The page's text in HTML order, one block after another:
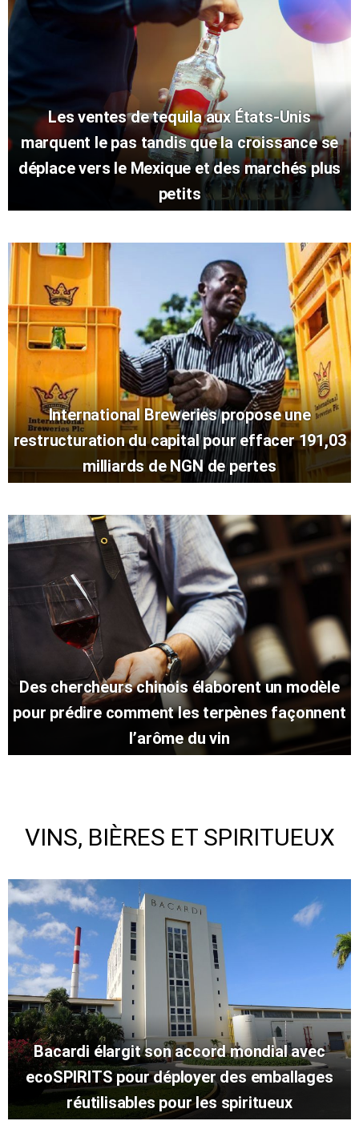
Les ventes de tequila aux États-Unis
marquent le pas tandis que la croissance se
déplace vers le Mexique et des marchés plus
petits
International Breweries propose une
restructuration du capital pour effacer 191,03
milliards de NGN de pertes
Des chercheurs chinois élaborent un modèle
pour prédire comment les terpènes façonnent
l’arôme du vin
VINS, BIÈRES ET SPIRITUEUX
Bacardi élargit son accord mondial avec
ecoSPIRITS pour déployer des emballages
réutilisables pour les spiritueux